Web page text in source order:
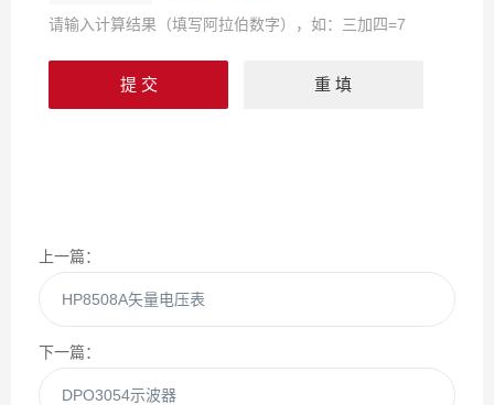
请输入计算结果（填写阿拉伯数字），如：三加四=7
上一篇：
HP8508A矢量电压表
下一篇：
DPO3054示波器